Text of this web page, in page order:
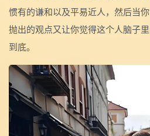
惯有的谦和以及平易近人，然后当
抛出的观点又让你觉得这个人脑子
到底。